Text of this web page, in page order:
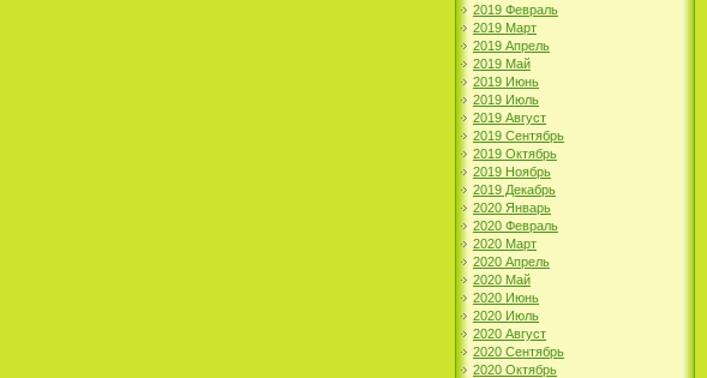
2019 Февраль
2019 Март
2019 Апрель
2019 Май
2019 Июнь
2019 Июль
2019 Август
2019 Сентябрь
2019 Октябрь
2019 Ноябрь
2019 Декабрь
2020 Январь
2020 Февраль
2020 Март
2020 Апрель
2020 Май
2020 Июнь
2020 Июль
2020 Август
2020 Сентябрь
2020 Октябрь